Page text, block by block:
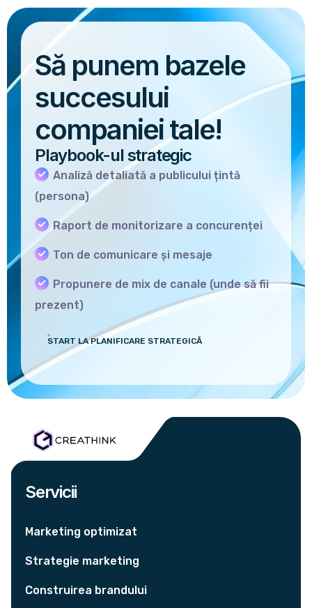
Să punem bazele
succesului
companiei tale!
Playbook-ul strategic
Analiză detaliată a publicului țintă
(persona)
Raport de monitorizare a concurenței
Ton de comunicare și mesaje
Propunere de mix de canale (unde să fii
prezent)
START LA PLANIFICARE STRATEGICĂ
Servicii
Marketing optimizat
Strategie marketing
Construirea brandului